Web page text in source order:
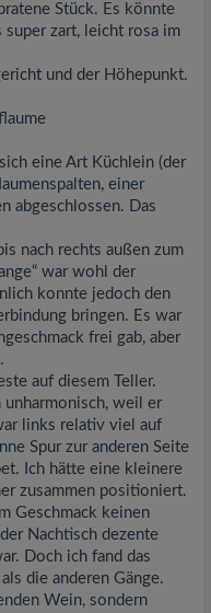
Stück. Es könnte
zart, leicht rosa im
und der Höhepunkt.
eine Art Küchlein (der
einer
abgeschlossen. Das
nach rechts außen zum
war wohl der
konnte jedoch den
bringen. Es war
frei gab, aber
auf diesem Teller.
weil er
links relativ viel auf
Spur zur anderen Seite
Ich hätte eine kleinere
zusammen positioniert.
Geschmack keinen
Nachtisch dezente
Doch ich fand das
die anderen Gänge.
Wein, sondern